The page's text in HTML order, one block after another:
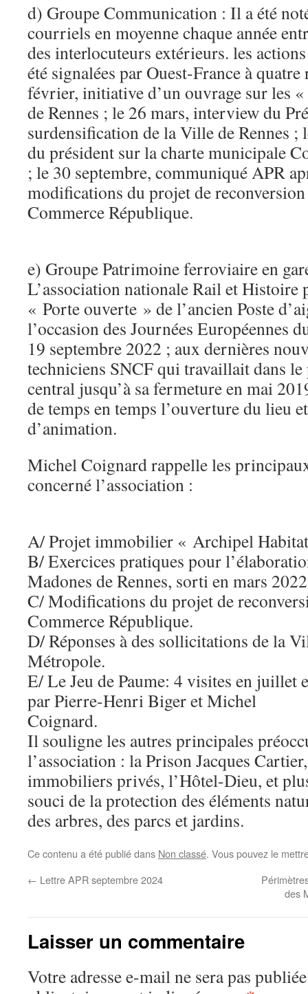
d) Groupe Communication : Il a été
courriels en moyenne chaque année
des interlocuteurs extérieurs. les
été signalées par Ouest-France à
février, initiative d’un ouvrage sur les
de Rennes ; le 26 mars, interview du
surdensification de la Ville de Rennes
du président sur la charte municipale
; le 30 septembre, communiqué APR
modifications du projet de
Commerce République.
e) Groupe Patrimoine ferroviaire en
L’association nationale Rail et Histoire
« Porte ouverte » de l’ancien Poste
l’occasion des Journées Européennes
19 septembre 2022 ; aux dernières
techniciens SNCF qui travaillait dans le
central jusqu’à sa fermeture en mai
de temps en temps l’ouverture du lieu
d’animation.
Michel Coignard rappelle les
concerné l’association :
A/ Projet immobilier « Archipel
B/ Exercices pratiques pour
Madones de Rennes, sorti en mars 2022
C/ Modifications du projet de
Commerce République.
D/ Réponses à des sollicitations de la
Métropole.
E/ Le Jeu de Paume: 4 visites en juillet
par Pierre-Henri Biger et Michel
Coignard.
Il souligne les autres principales
l’association : la Prison Jacques
immobiliers privés, l’Hôtel-Dieu, et
souci de la protection des éléments
des arbres, des parcs et jardins.
Ce contenu a été publié dans Non classé. Vous pouvez le
← Lettre APR septembre 2024
des
Laisser un commentaire
Votre adresse e-mail ne sera pas